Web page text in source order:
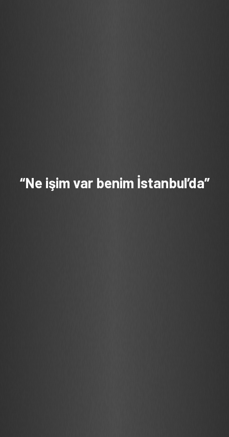
“Ne işim var benim İstanbul’da”